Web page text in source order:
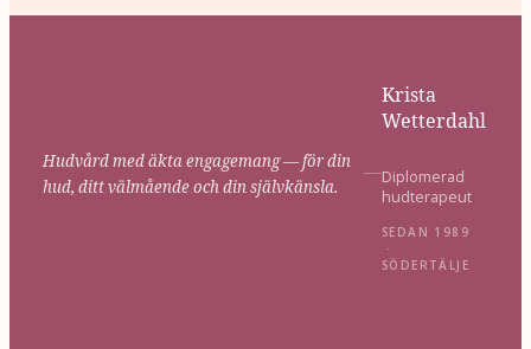
Hudvård med äkta engagemang — för din
hud, ditt välmående och din självkänsla.
Krista
Wetterdahl
Diplomerad
hudterapeut
SEDAN 1989
·
SÖDERTÄLJE